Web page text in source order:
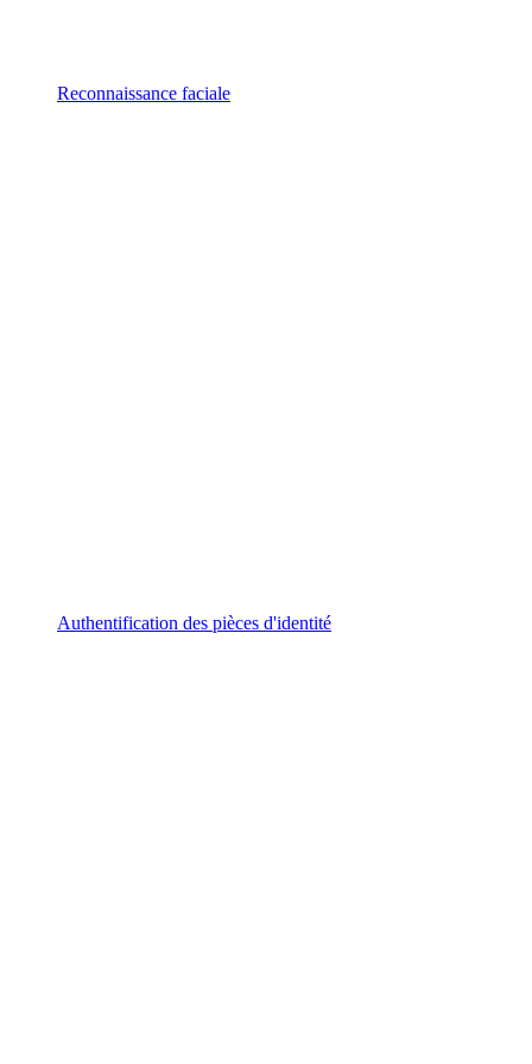
Reconnaissance faciale
Authentification des pièces d'identité